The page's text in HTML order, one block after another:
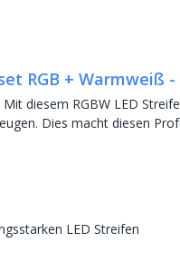
RGB + Warmweiß -
diesem RGBW LED
Dies macht diesen
LED Streifen